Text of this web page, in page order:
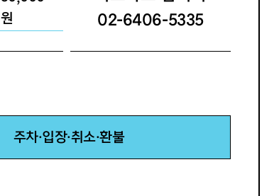
원
02-6406-5335
주차·입장·취소·환불